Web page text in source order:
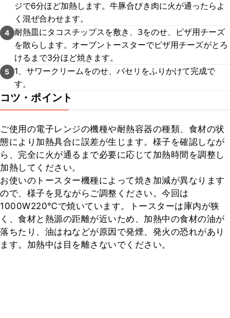
ジで6分ほど加熱します。牛豚合びき肉に火が通ったらよ
く混ぜ合わせます。
4 耐熱皿にタコスチップスを敷き、3をのせ、ピザ用チーズ
を散らします。オーブントースターでピザ用チーズがとろ
けるまで3分ほど焼きます。
5
1、サワークリームをのせ、パセリをふりかけて完成で
す。
コツ・ポイント
ご使用の電子レンジの機種や耐熱容器の種類、食材の状
態により加熱具合に誤差が生じます。様子を確認しなが
ら、完全に火が通るまで必要に応じて加熱時間を調整し
加熱してください。
お使いのトースター機種によって焼き加減が異なります
ので、様子を見ながらご調整ください。今回は
1000W220℃で焼いています。トースターは庫内が狭
く、食材と熱源の距離が近いため、加熱中の食材の油が
落ちたり、油はねなどが原因で発煙、発火の恐れがあり
ます。加熱中は目を離さないでください。